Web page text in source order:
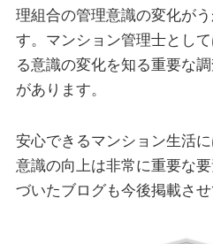
理組合の管理意識の変化が
す。マンション管理士とし
る意識の変化を知る重要な
があります。
安心できるマンション生活
意識の向上は非常に重要な
づいたブログも今後掲載させ